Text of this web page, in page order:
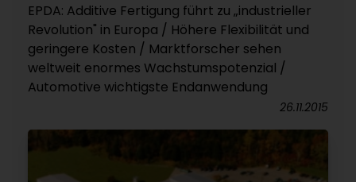
EPDA: Additive Fertigung führt zu „industrieller
Revolution" in Europa / Höhere Flexibilität und
geringere Kosten / Marktforscher sehen
weltweit enormes Wachstumspotenzial /
Automotive wichtigste Endanwendung
26.11.2015